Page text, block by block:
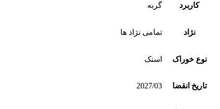
کاربرد گربه
نژاد تمامی نژاد ها
نوع خوراک اسنک
تاریخ انقضا 2027/03